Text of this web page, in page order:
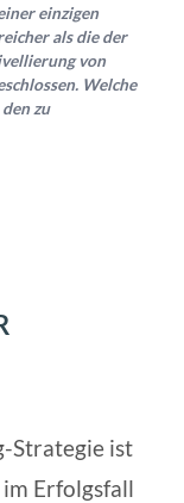
einzigen
als die der
von
Welche
zu
Strategie ist
Erfolgsfall